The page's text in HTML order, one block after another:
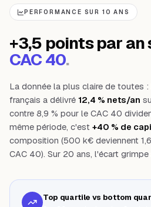
PERFORMANCE SUR 10 ANS
+3,5 points par an
CAC 40.
La donnée la plus claire de toutes
français a délivré 12,4 % nets/an
contre 8,9 % pour le CAC 40
même période, c'est +40 % de
composition (500 k€ deviennent
CAC 40). Sur 20 ans, l'écart grimpe
Top quartile vs bottom